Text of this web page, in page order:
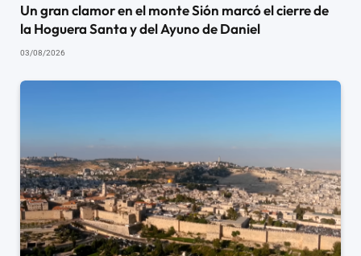
Un gran clamor en el monte Sión marcó el cierre de
la Hoguera Santa y del Ayuno de Daniel
03/08/2026